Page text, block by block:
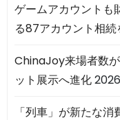
ゲームアカウント
る87アカウント相続
ChinaJoy来場者数
ット展示へ進化
「列車」が新たな